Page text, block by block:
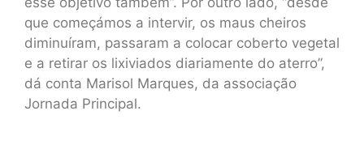
que começámos a intervir, os maus cheiros
diminuíram, passaram a colocar coberto vegetal
e a retirar os lixiviados diariamente do aterro”,
dá conta Marisol Marques, da associação
Jornada Principal.